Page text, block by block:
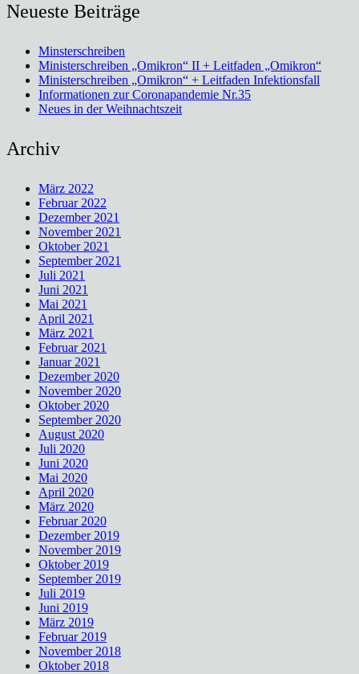
Neueste Beiträge
Minsterschreiben
Ministerschreiben „Omikron“ II + Leitfaden „Omikron“
Ministerschreiben „Omikron“ + Leitfaden Infektionsfall
Informationen zur Coronapandemie Nr.35
Neues in der Weihnachtszeit
Archiv
März 2022
Februar 2022
Dezember 2021
November 2021
Oktober 2021
September 2021
Juli 2021
Juni 2021
Mai 2021
April 2021
März 2021
Februar 2021
Januar 2021
Dezember 2020
November 2020
Oktober 2020
September 2020
August 2020
Juli 2020
Juni 2020
Mai 2020
April 2020
März 2020
Februar 2020
Dezember 2019
November 2019
Oktober 2019
September 2019
Juli 2019
Juni 2019
März 2019
Februar 2019
November 2018
Oktober 2018